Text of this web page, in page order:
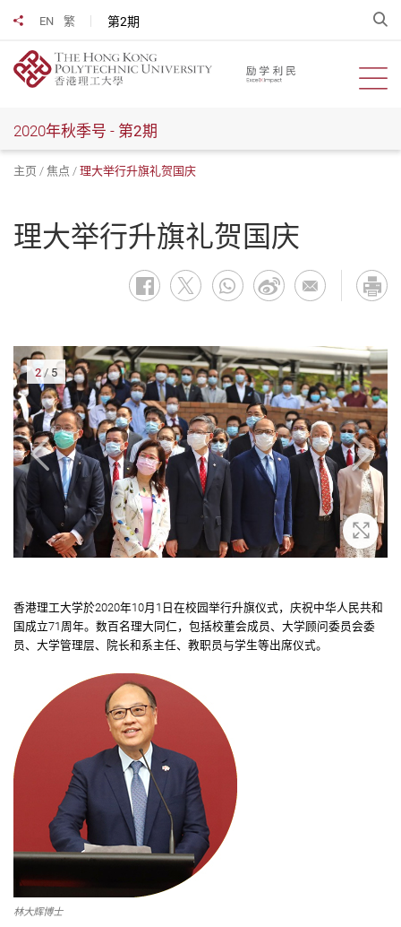
EN 繁 第2期
分享到
开
2020年秋季号 - 第2期
主页 焦点 理大举行升旗礼贺国庆
理大举行升旗礼贺国庆
放大
2/ 5
香港理工大学於2020年10月1日在校园举行升旗仪式，庆祝中华人民共和
国成立71周年。数百名理大同仁，包括校董会成员、大学顾问委员会委
员、大学管理层、院长和系主任、教职员与学生等出席仪式。
林大辉博士